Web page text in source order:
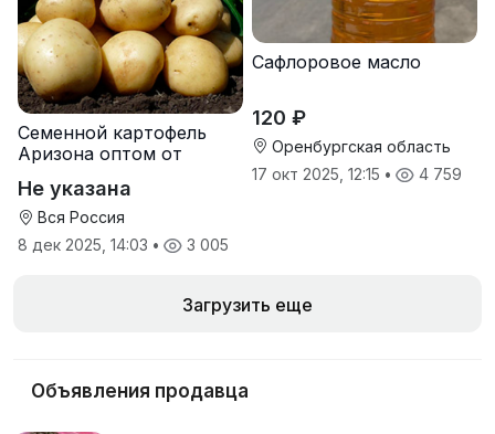
Семенной картофель
Аризона оптом от
Не указана
Вся Россия
8 дек 2025, 14:03 • 3 005
Сафлоровое масло
120 ₽
Оренбургская область
17 окт 2025, 12:15 • 4 759
Загрузить еще
Объявления продавца